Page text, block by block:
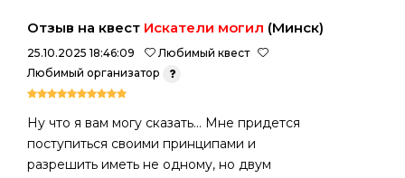
Отзыв на квест Искатели могил (Минск)
25.10.2025 18:46:09
Любимый квест
Любимый организатор
Ну что я вам могу сказать... Мне придется
поступиться своими принципами и
разрешить иметь не одному, но двум